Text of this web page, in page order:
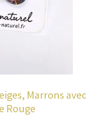
Marrons avec
Rouge